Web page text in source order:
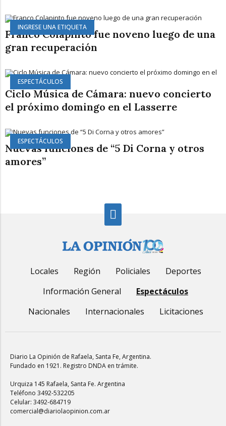
INGRESE UNA ETIQUETA
Franco Colapinto fue noveno luego de una
gran recuperación
ESPECTÁCULOS
Ciclo Música de Cámara: nuevo concierto
el próximo domingo en el Lasserre
ESPECTÁCULOS
Nuevas funciones de “5 Di Corna y otros
amores”
Locales Región Policiales
Deportes
Información General
Espectáculos
Nacionales
Internacionales Licitaciones
Diario La Opinión de Rafaela, Santa Fe, Argentina.
Fundado en 1921. Registro DNDA en trámite.
Urquiza 145 Rafaela, Santa Fe. Argentina
Teléfono 3492-532205
Celular: 3492-684719
comercial@diariolaopinion.com.ar